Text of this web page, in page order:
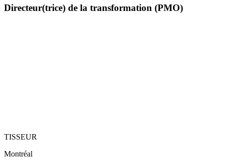
Directeur(trice) de la transformation (PMO)
TISSEUR
Montréal